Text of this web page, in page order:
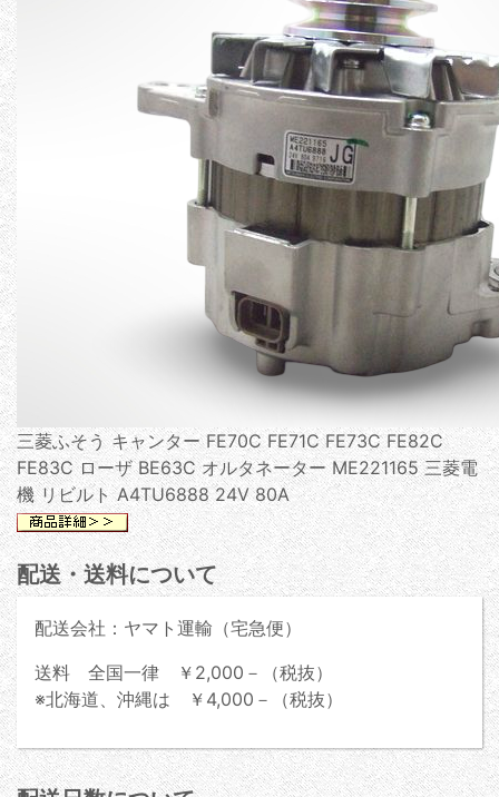
三菱ふそう キャンター FE70C FE71C FE73C FE82C
FE83C ローザ BE63C オルタネーター ME221165 三菱電
機 リビルト A4TU6888 24V 80A
配送・送料について
配送会社：ヤマト運輸（宅急便）
送料 全国一律 ￥2,000－（税抜）
※北海道、沖縄は ￥4,000－（税抜）